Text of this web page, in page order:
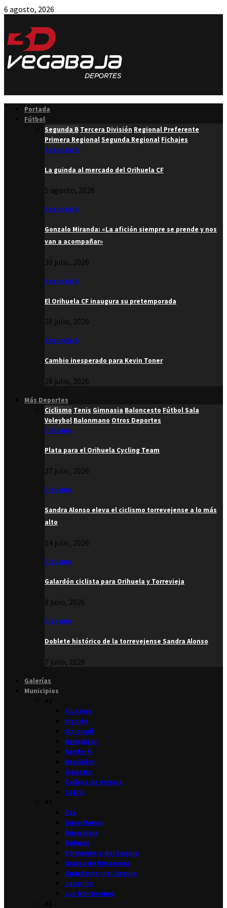
6 agosto, 2026
Portada
Fútbol
Segunda B Tercera División Regional Preferente
Primera RegionalSegunda Regional Fichajes
Segunda B
La guinda al mercado del Orihuela CF
5 agosto, 2026
Segunda B
Gonzalo Miranda: «La afición siempre se prende y nos
van a acompañar»
30 julio, 2026
Segunda B
El Orihuela CF inaugura su pretemporada
28 julio, 2026
Segunda B
Cambio inesperado para Kevin Toner
28 julio, 2026
Más Deportes
Ciclismo Tenis Gimnasia Baloncesto Fútbol Sala
Voleybol Balonmano Otros Deportes
Ciclismo
Plata para el Orihuela Cycling Team
27 julio, 2026
Ciclismo
Sandra Alonso eleva el ciclismo torrevejense a lo más
alto
14 julio, 2026
Ciclismo
Galardón ciclista para Orihuela y Torrevieja
8 julio, 2026
Ciclismo
Doblete histórico de la torrevejense Sandra Alonso
7 julio, 2026
Galerías
Municipios
Albatera
Algorfa
Almoradí
Benejúzar
Benferri
Benijófar
Bigastro
Callosa de Segura
Catral
Cox
Daya Nueva
Daya Vieja
Dolores
Formentera del Segura
Granja de Rocamora
Guardamar del Segura
Jacarilla
Los Montesinos